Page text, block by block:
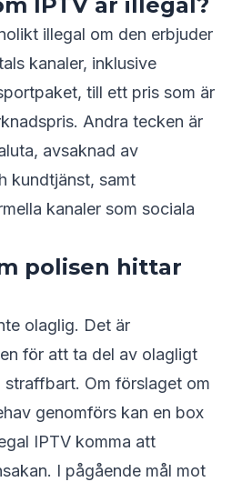
illegal om den erbjuder
kanaler, inklusive
till ett pris som är
Andra tecken är
avsaknad av
kundtjänst, samt
kanaler som sociala
polisen hittar
olaglig. Det är
för att ta del av olagligt
straffbart. Om förslaget om
genomförs kan en box
IPTV komma att
I pågående mål mot